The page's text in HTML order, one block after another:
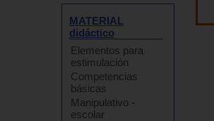
MATERIAL
didáctico
Elementos para
estimulación
Competencias
básicas
Manipulativo -
escolar